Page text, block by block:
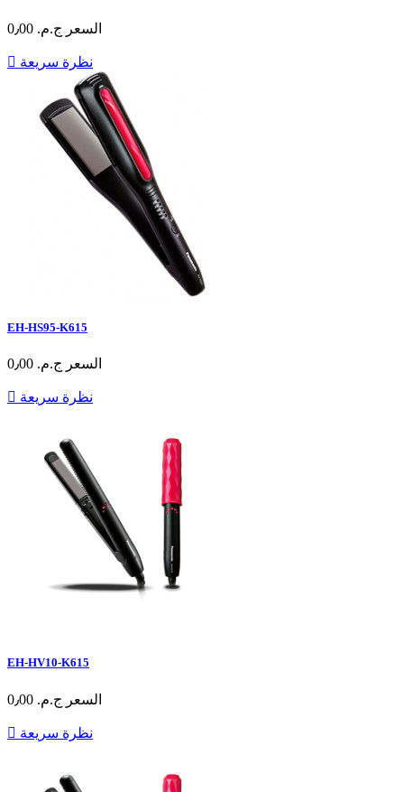
السعر ج.م.‏ 0٫00
 نظرة سريعة
EH-HS95-K615
السعر ج.م.‏ 0٫00
 نظرة سريعة
EH-HV10-K615
السعر ج.م.‏ 0٫00
 نظرة سريعة